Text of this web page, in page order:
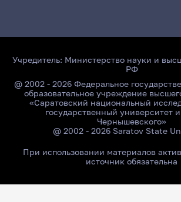
Учредитель: Министерство науки и
РФ
@ 2002 - 2026 Федеральное
образовательное учреждение
«Саратовский национальный
государственный университет
Чернышевского»
@ 2002 - 2026 Saratov State
При использовании материалов
источник обязательна